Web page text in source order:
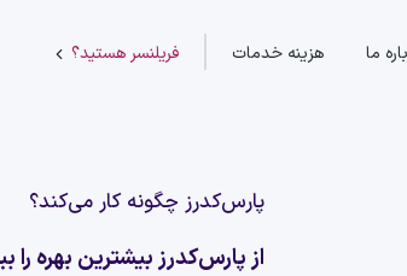
ما هزینه خدمات فریلنسر هستید؟
پارس‌کدرز چگونه کار می‌کند؟
از پارس‌کدرز بیشترین بهره را